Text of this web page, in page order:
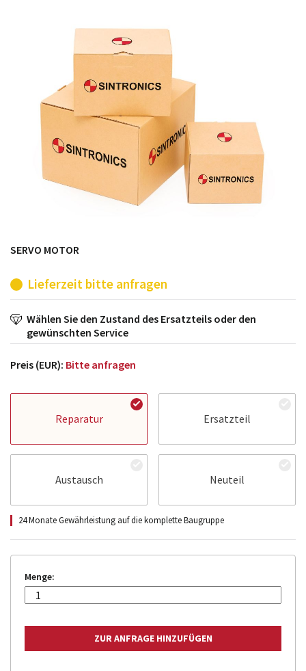
entweder die alten Baugruppen technisch hochwertig
repariert oder ihnen die abgekündigten Baugruppen
aus dem eigenen Lager ersetzt.
SERVO MOTOR
Lieferzeit bitte anfragen
Wählen Sie den Zustand des Ersatzteils oder den
gewünschten Service
Preis (EUR): Bitte anfragen
Reparatur Ersatzteil
Austausch Neuteil
24 Monate Gewährleistung auf die komplette Baugruppe
Menge: